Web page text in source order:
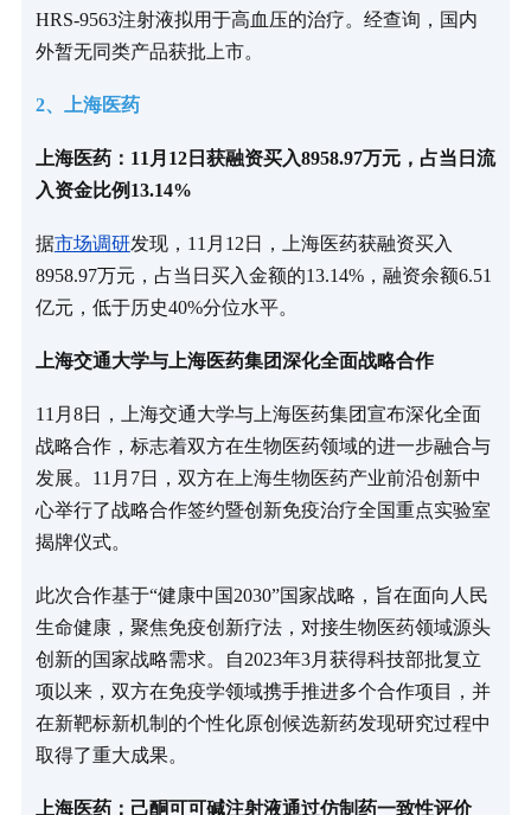
HRS-9563注射液拟用于高血压的治疗。经查询，国内
外暂无同类产品获批上市。
2、上海医药
上海医药：11月12日获融资买入8958.97万元，占当日流
入资金比例13.14%
据市场调研发现，11月12日，上海医药获融资买入
8958.97万元，占当日买入金额的13.14%，融资余额6.51
亿元，低于历史40%分位水平。
上海交通大学与上海医药集团深化全面战略合作
11月8日，上海交通大学与上海医药集团宣布深化全面
战略合作，标志着双方在生物医药领域的进一步融合与
发展。11月7日，双方在上海生物医药产业前沿创新中
心举行了战略合作签约暨创新免疫治疗全国重点实验室
揭牌仪式。
此次合作基于“健康中国2030”国家战略，旨在面向人民
生命健康，聚焦免疫创新疗法，对接生物医药领域源头
创新的国家战略需求。自2023年3月获得科技部批复立
项以来，双方在免疫学领域携手推进多个合作项目，并
在新靶标新机制的个性化原创候选新药发现研究过程中
取得了重大成果。
上海医药：己酮可可碱注射液通过仿制药一致性评价